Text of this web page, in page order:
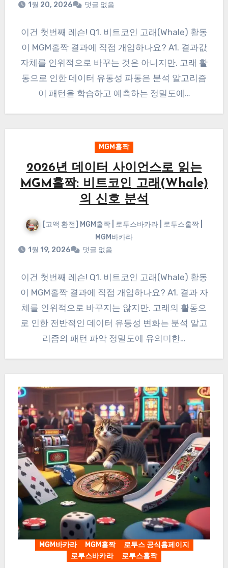
1월 20, 2026
댓글 없음
이건 첫번째 레슨! Q1. 비트코인 고래(Whale) 활동
이 MGM홀짝 결과에 직접 개입하나요? A1. 결과값
자체를 인위적으로 바꾸는 것은 아니지만, 고래 활
동으로 인한 데이터 유동성 파동은 분석 알고리즘
이 패턴을 학습하고 예측하는 정밀도에…
MGM홀짝
2026년 데이터 사이언스로 읽는
MGM홀짝: 비트코인 고래(Whale)
의 신호 분석
[고액 환전] MGM홀짝 | 로투스바카라 | 로투스홀짝 |
MGM바카라
1월 19, 2026
댓글 없음
이건 첫번째 레슨! Q1. 비트코인 고래(Whale) 활동
이 MGM홀짝 결과에 직접 개입하나요? A1. 결과 자
체를 인위적으로 바꾸지는 않지만, 고래의 활동으
로 인한 전반적인 데이터 유동성 변화는 분석 알고
리즘의 패턴 파악 정밀도에 유의미한…
MGM바카라 MGM홀짝
로투스 공식홈페이지
로투스바카라
로투스홀짝